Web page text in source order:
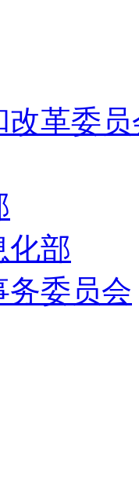
改革委
化部
务委员会